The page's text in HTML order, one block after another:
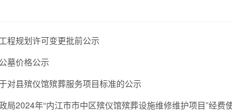
程规划许可变更批前公示
墓价格公示
对县殡仪馆殡葬服务项目标准的公示
局2024年“内江市市中区殡仪馆殡葬设施维修维护项目”经费